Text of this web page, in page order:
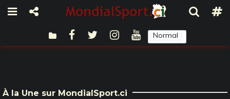
Normal
À la Une sur MondialSport.ci